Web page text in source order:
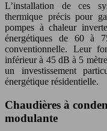
L’installation de ces
thermique précis pour
pompes à chaleur
énergétiques de 60 à
conventionnelle. Leur
inférieur à 45 dB à 5
un investissement
énergétique résidentielle.
Chaudières à
modulante